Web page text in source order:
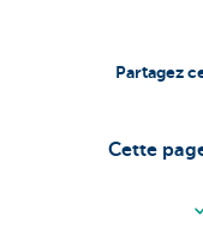
Cette
Partagez